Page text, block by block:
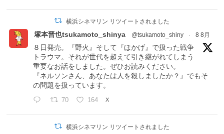
横浜シネマリン リツイートされました
塚本晋也tsukamoto_shinya @tsukamoto_shiny · 8 8月
８日発売。『野火』そして『ほかげ』で扱った戦争
トラウマ。それが世代を超えて引き継がれてしまう
重要なお話をしました。ぜひお読みください。
『ネルソンさん、あなたは人を殺しましたか？』でもそ
の問題を扱っています。
70 164 X
横浜シネマリン リツイートされました